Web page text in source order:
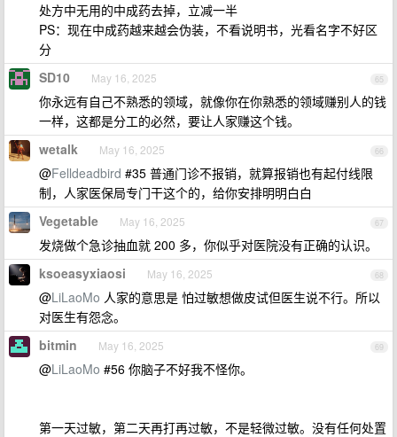
处方中无用的中成药去掉，立减一半
PS：现在中成药越来越会伪装，不看说明书，光看名字不好区
分
65
SD10 May 16, 2025
你永远有自己不熟悉的领域，就像你在你熟悉的领域赚别人的钱
一样，这都是分工的必然，要让人家赚这个钱。
66
wetalk May 16, 2025
@Felldeadbird #35 普通门诊不报销，就算报销也有起付线限
制，人家医保局专门干这个的，给你安排明明白白
67
Vegetable May 16, 2025
发烧做个急诊抽血就 200 多，你似乎对医院没有正确的认识。
68
ksoeasyxiaosi May 16, 2025
@LiLaoMo 人家的意思是 怕过敏想做皮试但医生说不行。所以
对医生有怨念。
69
bitmin May 16, 2025
@LiLaoMo #56 你脑子不好我不怪你。
第一天过敏，第二天再打再过敏，不是轻微过敏。没有任何处置